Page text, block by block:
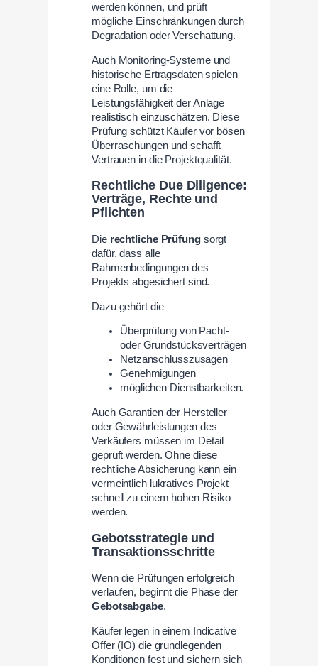
werden können, und prüft
mögliche Einschränkungen durch
Degradation oder Verschattung.
Auch Monitoring-Systeme und
historische Ertragsdaten spielen
eine Rolle, um die
Leistungsfähigkeit der Anlage
realistisch einzuschätzen. Diese
Prüfung schützt Käufer vor bösen
Überraschungen und schafft
Vertrauen in die Projektqualität.
Rechtliche Due Diligence:
Verträge, Rechte und
Pflichten
Die rechtliche Prüfungsorgt
dafür, dass alle
Rahmenbedingungen des
Projekts abgesichert sind.
Dazu gehört die
Überprüfung von Pacht-
oder Grundstücksverträgen
Netzanschlusszusagen
Genehmigungen
möglichen Dienstbarkeiten.
Auch Garantien der Hersteller
oder Gewährleistungen des
Verkäufers müssen im Detail
geprüft werden. Ohne diese
rechtliche Absicherung kann ein
vermeintlich lukratives Projekt
schnell zu einem hohen Risiko
werden.
Gebotsstrategie und
Transaktionsschritte
Wenn die Prüfungen erfolgreich
verlaufen, beginnt die Phase der
Gebotsabgabe.
Käufer legen in einem Indicative
Offer (IO) die grundlegenden
Konditionen fest und sichern sich